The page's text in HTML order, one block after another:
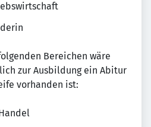
Bereichen wäre
zur Ausbildung ein Abitur
vorhanden ist: